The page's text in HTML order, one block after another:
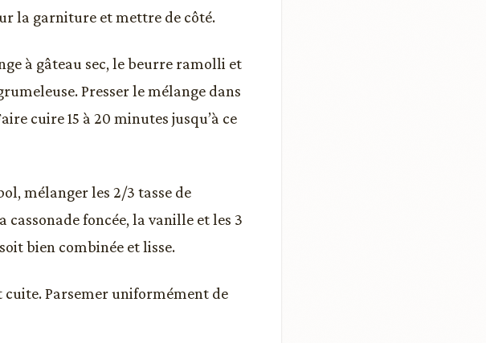
la garniture et mettre de côté.
à gâteau sec, le beurre ramolli et
Presser le mélange dans
cuire 15 à 20 minutes jusqu’à ce
mélanger les 2/3 tasse de
cassonade foncée, la vanille et les 3
bien combinée et lisse.
Parsemer uniformément de